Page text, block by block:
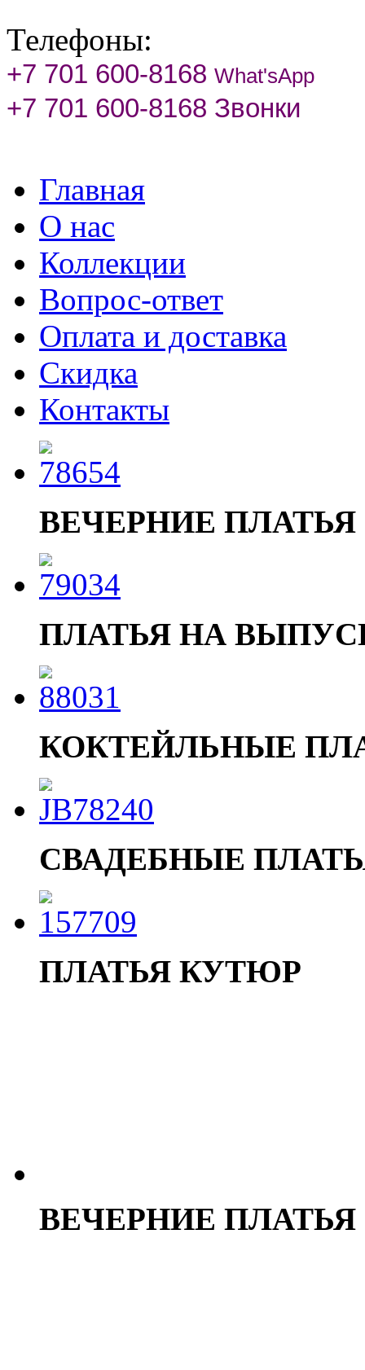
Телефоны:
+7 701 600-8168 What'sApp
+7 701 600-8168 Звонки
Главная
О нас
Коллекции
Вопрос-ответ
Оплата и доставка
Скидка
Контакты
ВЕЧЕРНИЕ ПЛАТЬЯ
ПЛАТЬЯ НА
КОКТЕЙЛЬНЫЕ
СВАДЕБНЫЕ
ПЛАТЬЯ КУТЮР
ВЕЧЕРНИЕ ПЛАТЬЯ